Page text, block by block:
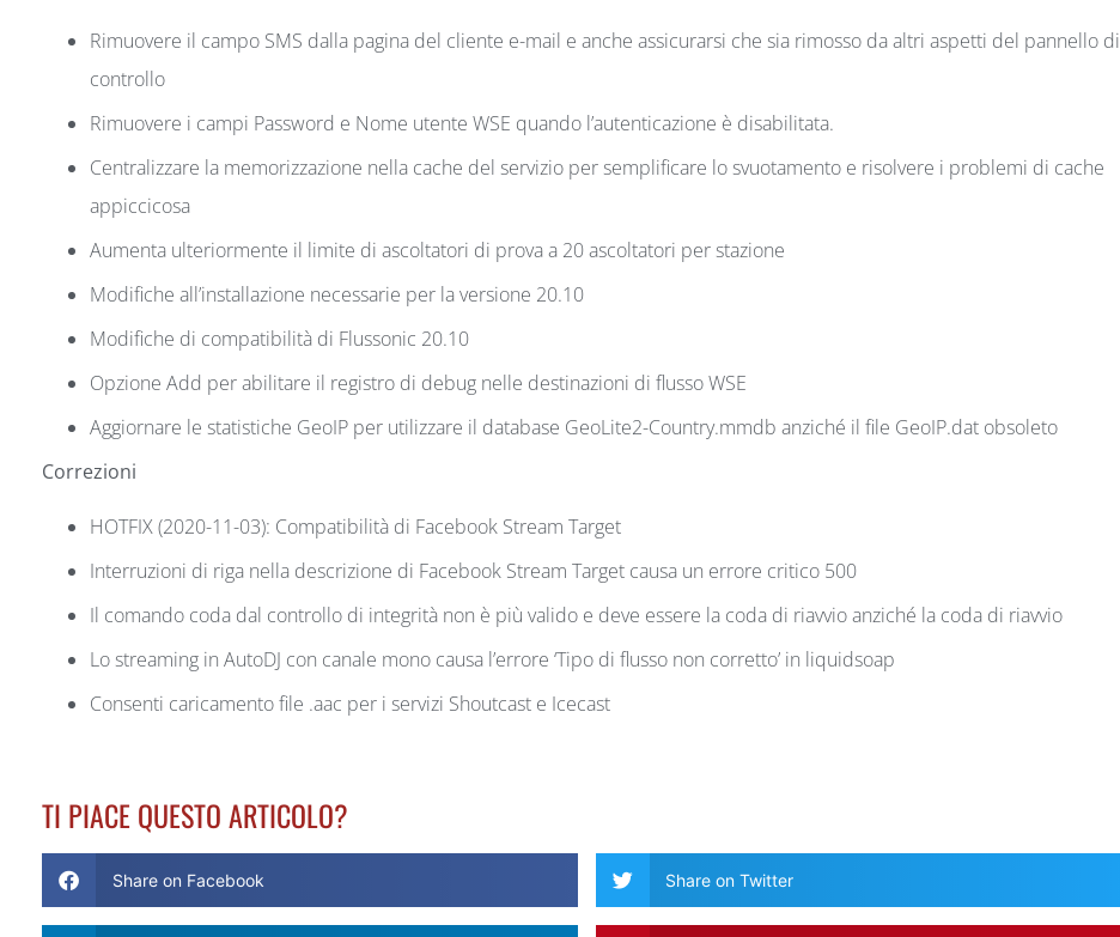
Rimuovere il campo SMS dalla pagina del cliente e-mail e anche assicurarsi che sia rimosso da altri aspetti del pannello di
controllo
Rimuovere i campi Password e Nome utente WSE quando l’autenticazione è disabilitata.
Centralizzare la memorizzazione nella cache del servizio per semplificare lo svuotamento e risolvere i problemi di cache
appiccicosa
Aumenta ulteriormente il limite di ascoltatori di prova a 20 ascoltatori per stazione
Modifiche all’installazione necessarie per la versione 20.10
Modifiche di compatibilità di Flussonic 20.10
Opzione Add per abilitare il registro di debug nelle destinazioni di flusso WSE
Aggiornare le statistiche GeoIP per utilizzare il database GeoLite2-Country.mmdb anziché il file GeoIP.dat obsoleto
Correzioni
HOTFIX (2020-11-03): Compatibilità di Facebook Stream Target
Interruzioni di riga nella descrizione di Facebook Stream Target causa un errore critico 500
Il comando coda dal controllo di integrità non è più valido e deve essere la coda di riavvio anziché la coda di riavvio
Lo streaming in AutoDJ con canale mono causa l’errore ‘Tipo di flusso non corretto’ in liquidsoap
Consenti caricamento file .aac per i servizi Shoutcast e Icecast
TI PIACE QUESTO ARTICOLO?
Share on Facebook Share on Twitter